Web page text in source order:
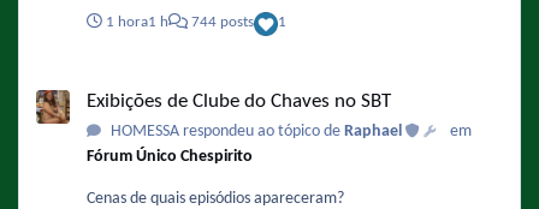
gravado a chamada
1 hora1 h 744 posts 1
Exibições de Clube do Chaves no SBT
HOMESSA respondeu ao tópico de Raphael
em
Fórum Único Chespirito
Cenas de quais episódios apareceram?